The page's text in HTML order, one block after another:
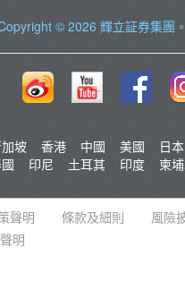
© 2026 輝立証券集團
坡 香港 中國 美國 日本
印尼 土耳其 印度 柬
聲明
條款及細則
風險
明